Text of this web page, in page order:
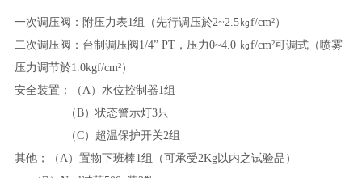
一次调压阀：附压力表1组（先行调压於2~2.5㎏f/cm²）
二次调压阀：台制调压阀1/4” PT，压力0~4.0 ㎏f/cm²可调式（喷雾
压力调节於1.0kgf/cm²）
安全装置：（ A）水位控制器1组
（B）状态警示灯3只
（C）超温保护开关2组
其他；（ A）置物下班棒1组（可承受2Kg以内之试验品）